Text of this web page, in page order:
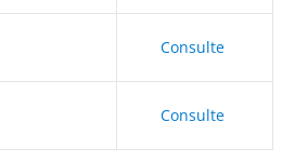
Consulte
Consulte